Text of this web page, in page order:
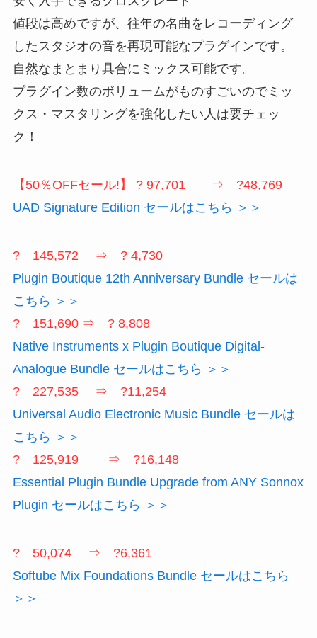
値段は高めですが、往年の名曲をレコーディング
したスタジオの音を再現可能なプラグインです。
自然なまとまり具合にミックス可能です。
プラグイン数のボリュームがものすごいのでミッ
クス・マスタリングを強化したい人は要チェッ
ク！
【50％OFFセール!】 ? 97,701 ⇒ ?48,769
UAD Signature Edition セールはこちら ＞＞
? 145,572 ⇒ ? 4,730
Plugin Boutique 12th Anniversary Bundle セールは
こちら ＞＞
? 151,690 ⇒ ? 8,808
Native Instruments x Plugin Boutique Digital-
Analogue Bundle セールはこちら ＞＞
? 227,535 ⇒ ?11,254
Universal Audio Electronic Music Bundle セールは
こちら ＞＞
? 125,919 ⇒ ?16,148
Essential Plugin Bundle Upgrade from ANY Sonnox
Plugin セールはこちら ＞＞
? 50,074 ⇒ ?6,361
Softube Mix Foundations Bundle セールはこちら
＞＞